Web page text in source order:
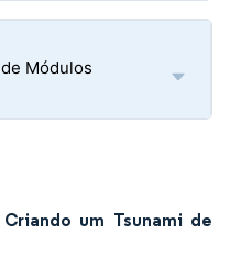
Módulos
um Tsunami de